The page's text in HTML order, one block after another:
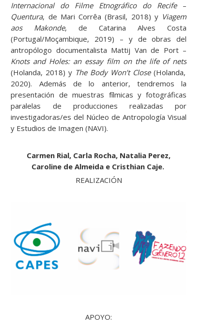
Internacional do Filme Etnográfico do Recife–
Quentura, de Mari Corrêa (Brasil, 2018) y Viagem
aos Makonde, de Catarina Alves Costa
(Portugal/Moçambique, 2019) – y de obras del
antropólogo documentalista Mattij Van de Port –
Knots and Holes: an essay film on the life of nets
(Holanda, 2018) y The Body Won’t Close(Holanda,
2020). Además de lo anterior, tendremos la
presentación de muestras fílmicas y fotográficas
paralelas de producciones realizadas por
investigadoras/es del Núcleo de Antropología Visual
y Estudios de Imagen (NAVI).
Carmen Rial, Carla Rocha, Natalia Perez,
Caroline de Almeida e Cristhian Caje.
REALIZACIÓN
APOYO: